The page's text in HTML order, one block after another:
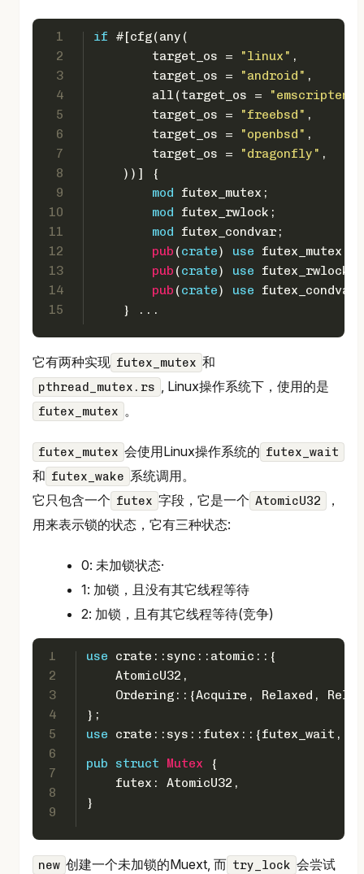
1
2
3
4
5
6
7
8
9
10
11
12
13
14
15
if
#[cfg(any(
        target_os =
"linux" ,
        target_os =
"android" ,
        all(target_os =
"emscripten"
        target_os =
"freebsd" ,
        target_os =
"openbsd" ,
        target_os =
"dragonfly" ,
    ))]
{
mod
futex_mutex;
mod
futex_rwlock;
mod
futex_condvar;
pub (crate) use
pub (crate) use
pub (crate) use
    } ...
它有两种实现 futex_mutex 和
pthread_mutex.rs , Linux操作系统下，使用的是
futex_mutex 。
futex_mutex 会使用Linux操作系统的 futex_wait
和 futex_wake 系统调用。
它只包含一个 futex 字段，它是一个 AtomicU32
，
用来表示锁的状态，它有三种状态:
0: 未加锁状态·
1: 加锁，且没有其它线程等待
2: 加锁，且有其它线程等待(竞争)
1
2
3
4
5
6
7
8
9
use crate::sync::atomic::{
    AtomicU32,
Ordering::{Acquire, Relaxed,
};
use crate::sys::futex::{futex_wait,
pub
struct Mutex {
    futex: AtomicU32,
}
new 创建一个未加锁的Muext, 而 try_lock 会尝试